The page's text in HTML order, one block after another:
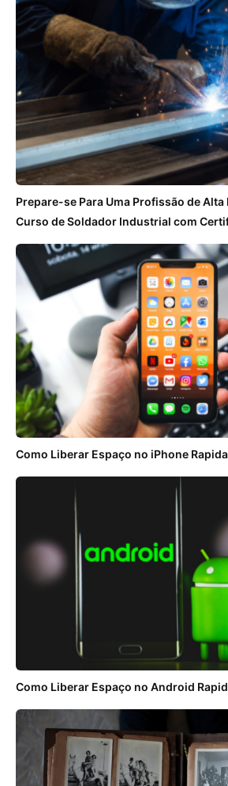
Prepare-se Para Uma Profissão de Alta
Curso de Soldador Industrial com
Como Liberar Espaço no iPhone
Como Liberar Espaço no Android